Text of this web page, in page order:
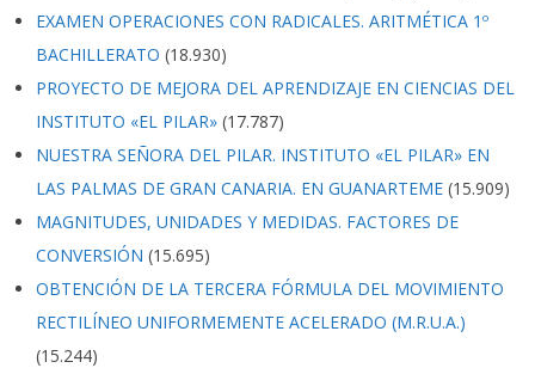
EXAMEN OPERACIONES CON RADICALES. ARITMÉTICA 1º
BACHILLERATO (18.930)
PROYECTO DE MEJORA DEL APRENDIZAJE EN CIENCIAS DEL
INSTITUTO «EL PILAR» (17.787)
NUESTRA SEÑORA DEL PILAR. INSTITUTO «EL PILAR» EN
LAS PALMAS DE GRAN CANARIA. EN GUANARTEME (15.909)
MAGNITUDES, UNIDADES Y MEDIDAS. FACTORES DE
CONVERSIÓN (15.695)
OBTENCIÓN DE LA TERCERA FÓRMULA DEL MOVIMIENTO
RECTILÍNEO UNIFORMEMENTE ACELERADO (M.R.U.A.)
(15.244)